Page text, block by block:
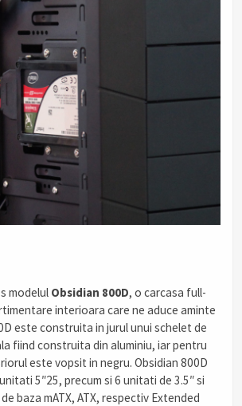
modelul Obsidian 800D, o carcasa full-
interioara care ne aduce aminte
este construita in jurul unui schelet de
fiind construita din aluminiu, iar pentru
este vopsit in negru. Obsidian 800D
5″25, precum si 6 unitati de 3.5″ si
baza mATX, ATX, respectiv Extended